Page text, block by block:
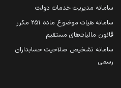
سامانه مدیریت خدمات دولت
سامانه هیات موضوع ماده 251 مکرر
قانون مالیات‌های مستقیم
سامانه تشخیص صلاحیت حسابداران
رسمی